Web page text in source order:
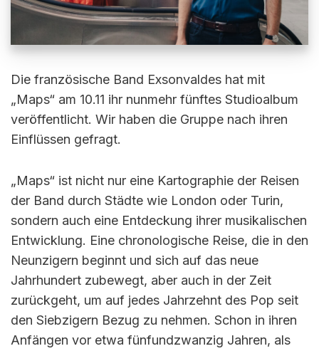
Die französische Band Exsonvaldes hat mit
„Maps“ am 10.11 ihr nunmehr fünftes Studioalbum
veröffentlicht. Wir haben die Gruppe nach ihren
Einflüssen gefragt.
„Maps“ ist nicht nur eine Kartographie der Reisen
der Band durch Städte wie London oder Turin,
sondern auch eine Entdeckung ihrer musikalischen
Entwicklung. Eine chronologische Reise, die in den
Neunzigern beginnt und sich auf das neue
Jahrhundert zubewegt, aber auch in der Zeit
zurückgeht, um auf jedes Jahrzehnt des Pop seit
den Siebzigern Bezug zu nehmen. Schon in ihren
Anfängen vor etwa fünfundzwanzig Jahren, als